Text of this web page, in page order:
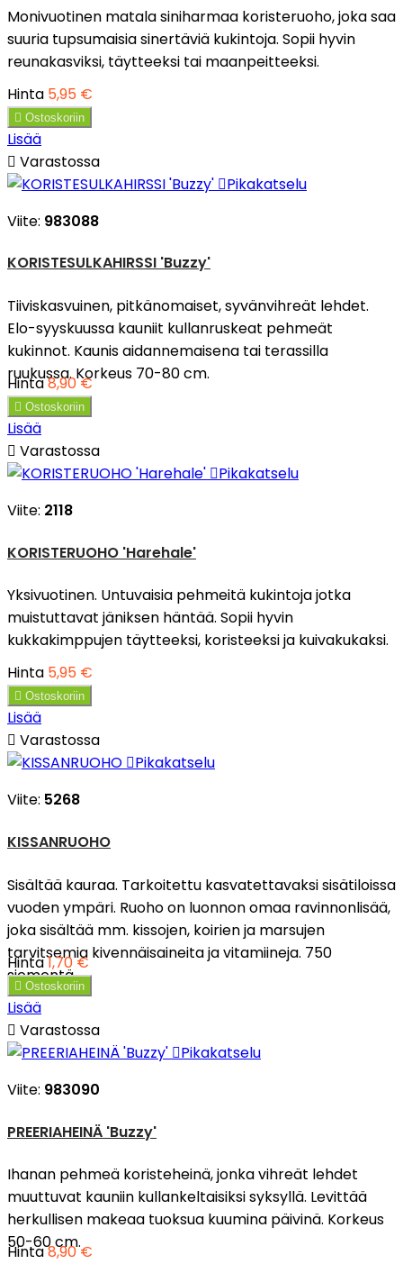
Monivuotinen matala siniharmaa koristeruoho, joka saa
suuria tupsumaisia sinertäviä kukintoja. Sopii hyvin
reunakasviksi, täytteeksi tai maanpeitteeksi.
Hinta 5,95 €
 Ostoskoriin
Lisää
 Varastossa
Pikakatselu
Viite: 983088
KORISTESULKAHIRSSI 'Buzzy'
Tiiviskasvuinen, pitkänomaiset, syvänvihreät lehdet.
Elo-syyskuussa kauniit kullanruskeat pehmeät
kukinnot. Kaunis aidannemaisena tai terassilla
ruukussa. Korkeus 70-80 cm.
Hinta8,90 €
 Ostoskoriin
Lisää
 Varastossa
Pikakatselu
Viite: 2118
KORISTERUOHO 'Harehale'
Yksivuotinen. Untuvaisia pehmeitä kukintoja jotka
muistuttavat jäniksen häntää. Sopii hyvin
kukkakimppujen täytteeksi, koristeeksi ja kuivakukaksi.
Hinta 5,95 €
 Ostoskoriin
Lisää
 Varastossa
Pikakatselu
Viite: 5268
KISSANRUOHO
Sisältää kauraa. Tarkoitettu kasvatettavaksi sisätiloissa
vuoden ympäri. Ruoho on luonnon omaa ravinnonlisää,
joka sisältää mm. kissojen, koirien ja marsujen
tarvitsemia kivennäisaineita ja vitamiineja. 750
siementä.
Hinta1,70 €
 Ostoskoriin
Lisää
 Varastossa
Pikakatselu
Viite: 983090
PREERIAHEINÄ 'Buzzy'
Ihanan pehmeä koristeheinä, jonka vihreät lehdet
muuttuvat kauniin kullankeltaisiksi syksyllä. Levittää
herkullisen makeaa tuoksua kuumina päivinä. Korkeus
50-60 cm.
Hinta8,90 €